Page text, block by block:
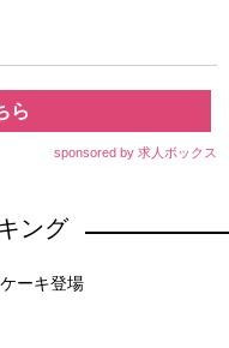
ら
sponsored by 求人ボックス
ング
ーキ登場